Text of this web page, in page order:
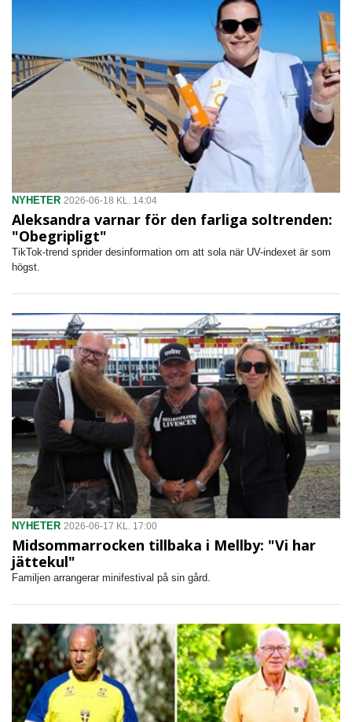
NYHETER 2026-06-18 KL. 14:04
Aleksandra varnar för den farliga soltrenden:
"Obegripligt"
TikTok-trend sprider desinformation om att sola när UV-indexet är som
högst.
NYHETER 2026-06-17 KL. 17:00
Midsommarrocken tillbaka i Mellby: "Vi har
jättekul"
Familjen arrangerar minifestival på sin gård.